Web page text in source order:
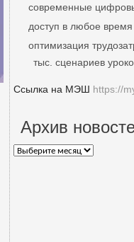
современные
доступ в любое
оптимизация
тыс. сценариев
Ссылка на МЭШ https://
Архив
Архив